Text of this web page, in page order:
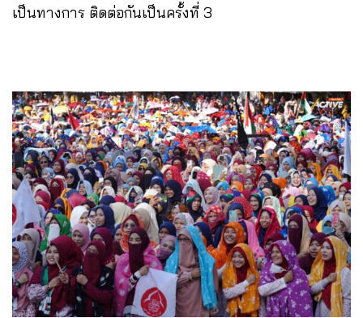
เป็นทางการ ติดต่อกันเป็นครั้งที่ 3